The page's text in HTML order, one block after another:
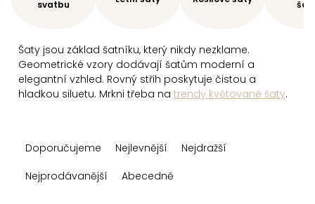
Šaty jsou základ šatníku, který nikdy nezklame.
Geometrické vzory dodávají šatům moderní a
elegantní vzhled. Rovný střih poskytuje čistou a
hladkou siluetu. Mrkni třeba na trendy květované šaty.
svatbu
aDoporučujeme Nejlevnější
Nejdražší
Nejprodávanější
Abecedně